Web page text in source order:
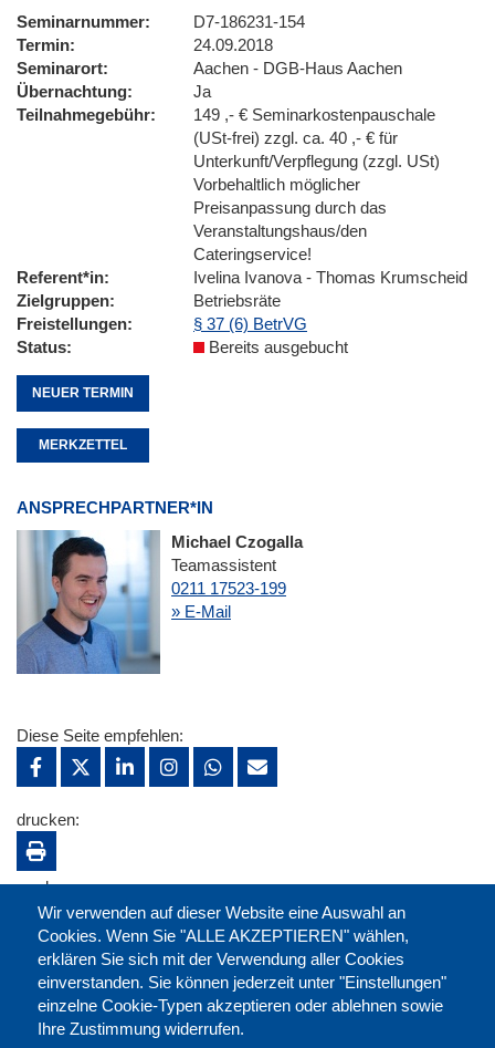
Seminarnummer
D7-186231-154
Termin
24.09.2018
Seminarort
Aachen - DGB-Haus Aachen
Übernachtung
Ja
Teilnahmegebühr
149 ,- € Seminarkostenpauschale
(USt-frei) zzgl. ca. 40 ,- € für
Unterkunft/Verpflegung (zzgl. USt)
Vorbehaltlich möglicher
Preisanpassung durch das
Veranstaltungshaus/den
Cateringservice!
Referent*in
Ivelina Ivanova - Thomas Krumscheid
Zielgruppen
Betriebsräte
Freistellungen
§ 37 (6) BetrVG
Status
Bereits ausgebucht
NEUER TERMIN
MERKZETTEL
ANSPRECHPARTNER*IN
Michael Czogalla
Teamassistent
0211 17523-199
» E-Mail
Wir verwenden auf dieser Website eine Auswahl an
Cookies. Wenn Sie "ALLE AKZEPTIEREN" wählen,
erklären Sie sich mit der Verwendung aller Cookies
einverstanden. Sie können jederzeit unter "Einstellungen"
einzelne Cookie-Typen akzeptieren oder ablehnen sowie
Ihre Zustimmung widerrufen.
Diese Seite empfehlen:
drucken:
merken: